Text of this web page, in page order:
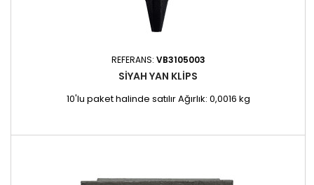
REFERANS: VB3105003
SIYAH YAN KLIPS
10'lu paket halinde satılır Ağırlık: 0,0016 kg